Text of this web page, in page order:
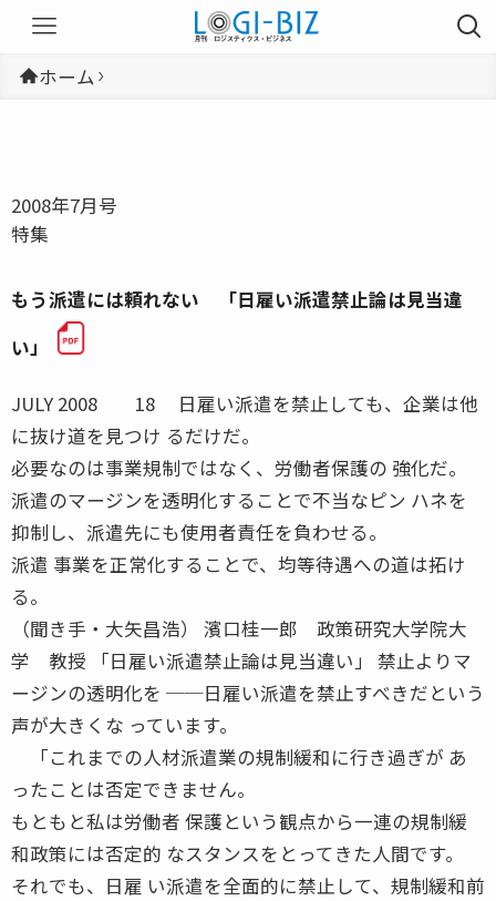
ホーム
2008年7月号
特集
もう派遣には頼れない 「日雇い派遣禁止論は見当違
い」
JULY 2008 18 日雇い派遣を禁止しても、企業は他
に抜け道を見つけ るだけだ。
必要なのは事業規制ではなく、労働者保護の 強化だ。
派遣のマージンを透明化することで不当なピン ハネを
抑制し、派遣先にも使用者責任を負わせる。
派遣 事業を正常化することで、均等待遇への道は拓け
る。
（聞き手・大矢昌浩） 濱口桂一郎 政策研究大学院大
学 教授 「日雇い派遣禁止論は見当違い」 禁止よりマ
ージンの透明化を ──日雇い派遣を禁止すべきだという
声が大きくな っています。
「これまでの人材派遣業の規制緩和に行き過ぎが あ
ったことは否定できません。
もともと私は労働者 保護という観点から一連の規制緩
和政策には否定的 なスタンスをとってきた人間です。
それでも、日雇 い派遣を全面的に禁止して、規制緩和前